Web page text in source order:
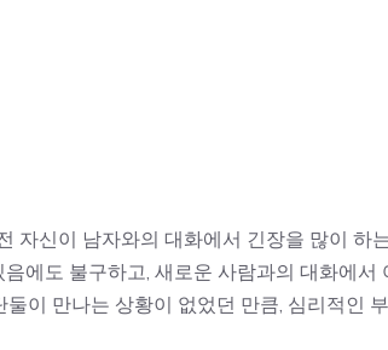
자신이 남자와의 대화에서 긴장을 많이 하
에도 불구하고, 새로운 사람과의 대화에
이 만나는 상황이 없었던 만큼, 심리적인